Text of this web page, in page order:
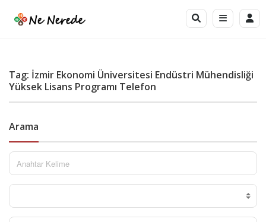
Tag: İzmir Ekonomi Üniversitesi Endüstri Mühendisliği
Yüksek Lisans Programı Telefon
Arama